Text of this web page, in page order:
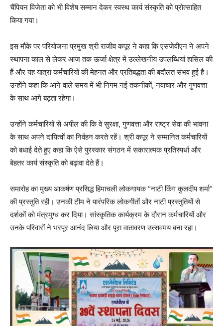
News Week
Magazine PRO
चैंपियन विजेता को भी विशेष सम्मान देकर स्वस्थ कार्य संस्कृति को प्रोत्साहित
किया गया।
इस मौके पर परियोजना प्रमुख श्री राजीव कपूर ने कहा कि एसजेवीएन ने अपने
स्थापना काल से लेकर आज तक ऊर्जा क्षेत्र में उल्लेखनीय उपलब्धियां हासिल की
हैं और यह यात्रा कर्मचारियों की मेहनत और प्रतिबद्धता की बदौलत संभव हुई है।
उन्होंने कहा कि आने वाले समय में भी निगम नई तकनीकों, नवाचार और गुणवत्ता
के साथ आगे बढ़ता रहेगा।
उन्होंने कर्मचारियों से अपील की कि वे सुरक्षा, गुणवत्ता और राष्ट्र सेवा की भावना
के साथ अपने दायित्वों का निर्वहन करते रहें। श्री कपूर ने सम्मानित कर्मचारियों
को बधाई देते हुए कहा कि ऐसे पुरस्कार संगठन में सकारात्मक प्रतिस्पर्धा और
बेहतर कार्य संस्कृति को बढ़ावा देते हैं।
समारोह का मुख्य आकर्षण प्रसिद्ध हिमाचली लोकगायक “नाटी किंग कुलदीप शर्मा”
की प्रस्तुति रही। उनकी टीम ने पारंपरिक लोकगीतों और नाटी प्रस्तुतियों से
दर्शकों को मंत्रमुग्ध कर दिया। सांस्कृतिक कार्यक्रम के दौरान कर्मचारियों और
उनके परिवारों ने भरपूर आनंद लिया और पूरा वातावरण उत्सवमय बना रहा।